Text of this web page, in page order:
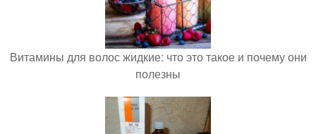
Витамины для волос жидкие: что это такое и почему они
полезны